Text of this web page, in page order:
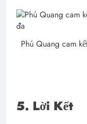
Phú Quang cam
5. Lời Kết